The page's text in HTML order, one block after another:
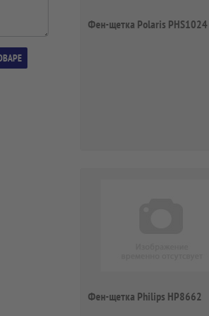
Фен-щетка Polaris PHS1024
Фен-щетка Philips HP8662